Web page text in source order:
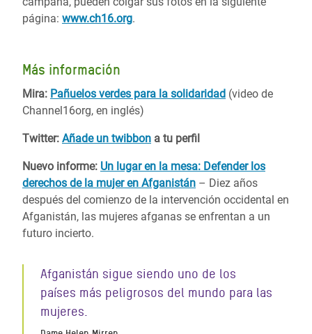
página: www.ch16.org.
Más información
Mira: Pañuelos verdes para la solidaridad (video de
Channel16org, en inglés)
Twitter: Añade un twibbon a tu perfil
Nuevo informe: Un lugar en la mesa: Defender los
derechos de la mujer en Afganistán – Diez años
después del comienzo de la intervención occidental en
Afganistán, las mujeres afganas se enfrentan a un
futuro incierto.
Afganistán sigue siendo uno de los
países más peligrosos del mundo para las
mujeres.